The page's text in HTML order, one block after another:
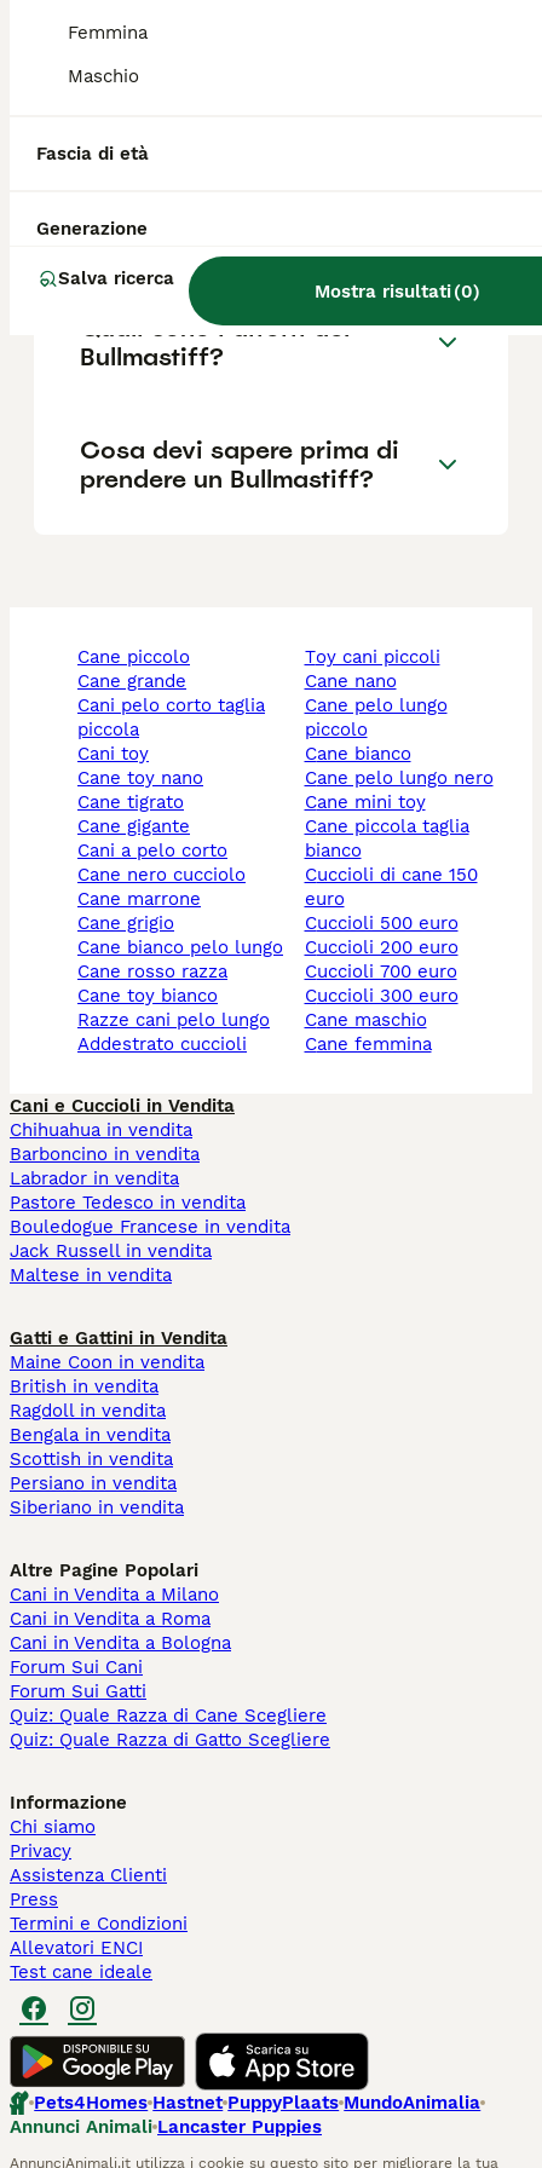
Femmina
Maschio
Fascia di età
Generazione
Salva ricerca
Mostra risultati(0)
Quanto dura la vita di un
Bullmastiff?
Quali sono i difetti del
Bullmastiff?
Cosa devi sapere prima di
prendere un Bullmastiff?
cane piccolo
cane grande
cani pelo corto taglia
piccola
cani toy
cane toy nano
cane tigrato
cane gigante
cani a pelo corto
cane nero cucciolo
cane marrone
cane grigio
cane bianco pelo lungo
cane rosso razza
cane toy bianco
razze cani pelo lungo
addestrato cuccioli
toy cani piccoli
cane nano
cane pelo lungo
piccolo
cane bianco
cane pelo lungo nero
cane mini toy
cane piccola taglia
bianco
cuccioli di cane 150
euro
cuccioli 500 euro
cuccioli 200 euro
cuccioli 700 euro
cuccioli 300 euro
cane maschio
cane femmina
Cani e Cuccioli in Vendita
Chihuahua in vendita
Barboncino in vendita
Labrador in vendita
Pastore Tedesco in vendita
Bouledogue Francese in vendita
Jack Russell in vendita
Maltese in vendita
Gatti e Gattini in Vendita
Maine Coon in vendita
British in vendita
Ragdoll in vendita
Bengala in vendita
Scottish in vendita
Persiano in vendita
Siberiano in vendita
Altre Pagine Popolari
Cani in Vendita a Milano
Cani in Vendita a Roma
Cani in Vendita a Bologna
Forum Sui Cani
Forum Sui Gatti
Quiz: Quale Razza di Cane Scegliere
Quiz: Quale Razza di Gatto Scegliere
Informazione
Chi siamo
Privacy
Assistenza Clienti
Press
Termini e Condizioni
Allevatori ENCI
Test cane ideale
Pets4Homes Hastnet PuppyPlaats MundoAnimalia
Annunci Animali Lancaster Puppies
AnnunciAnimali.it utilizza i cookie su questo sito per migliorare la tua